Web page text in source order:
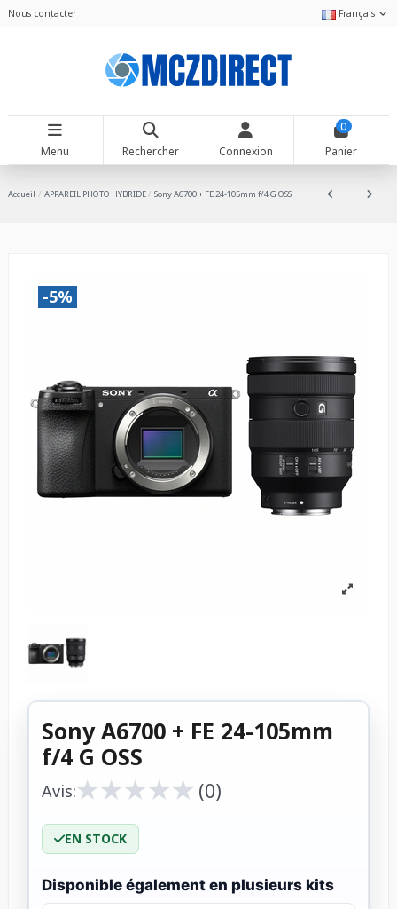
Nous contacter Français
Menu Rechercher Connexion
0
Panier
Accueil APPAREIL PHOTO HYBRIDE Sony A6700 + FE 24-105mm f/4 G OSS
-5%
Sony A6700 + FE 24-105mm
f/4 G OSS
Avis:★
★★
★★
★★
★★
★ (0)
EN STOCK
Disponible également en plusieurs kits